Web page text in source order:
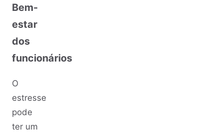
Bem-
estar
dos
funcionários
O
estresse
pode
ter um